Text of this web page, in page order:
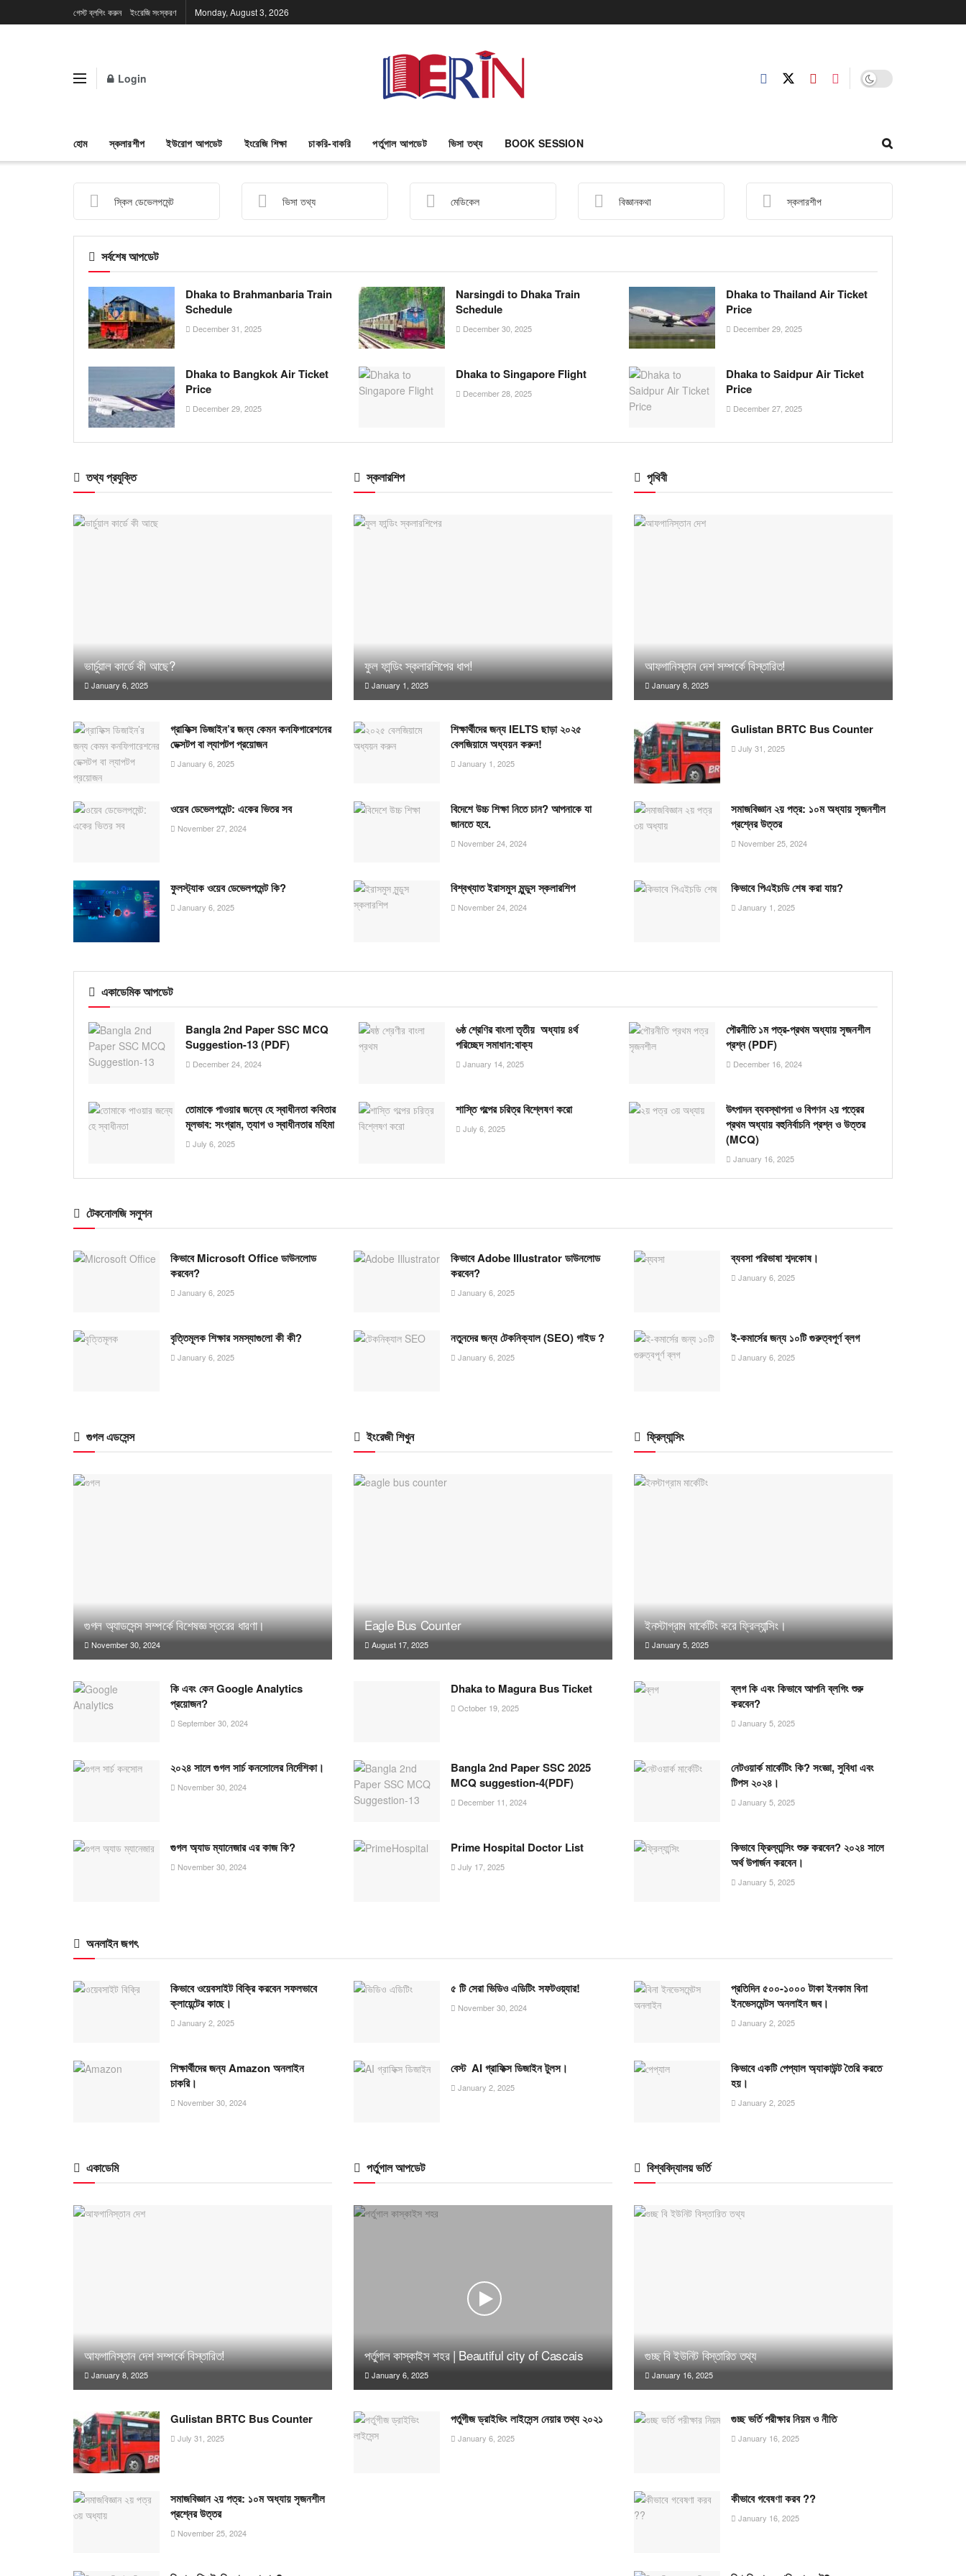
গেস্ট ব্লগিং করুন ইংরেজি সংস্করণ Monday, August 3, 2026
Login
Engr Rakibul islam Nayon
হোম স্কলারশীপ ইউরোপ আপডেট ইংরেজি শিক্ষা চাকরি-বাকরি পর্তুগাল আপডেট ভিসা তথ্য BOOK SESSION
স্কিল ডেভেলপমেন্ট ভিসা তথ্য মেডিকেল বিজ্ঞানকথা স্কলারশীপ
সর্বশেষ আপডেট
Dhaka to Brahmanbaria Train
Schedule
December 31, 2025
Narsingdi to Dhaka Train
Schedule
December 30, 2025
Dhaka to Thailand Air Ticket
Price
December 29, 2025
Dhaka to Bangkok Air Ticket
Price
December 29, 2025
Dhaka to Singapore Flight
December 28, 2025
Dhaka to Saidpur Air Ticket
Price
December 27, 2025
তথ্য প্রযুক্তি
ভার্চুয়াল কার্ডে কী আছে?
January 6, 2025
গ্রাফিক্স ডিজাইন’র জন্য কেমন কনফিগারেশনের
ডেক্সটপ বা ল্যাপটপ প্রয়োজন
January 6, 2025
ওয়েব ডেভেলপমেন্ট: একের ভিতর সব
November 27, 2024
ফুলস্ট্যাক ওয়েব ডেভেলপমেন্ট কি?
January 6, 2025
স্কলারশিপ
ফুল ফান্ডিং স্কলারশিপের ধাপ!
January 1, 2025
শিক্ষার্থীদের জন্য IELTS ছাড়া ২০২৫
বেলজিয়ামে অধ্যয়ন করুন!
January 1, 2025
বিদেশে উচ্চ শিক্ষা নিতে চান? আপনাকে যা
জানতে হবে.
November 24, 2024
বিশ্বখ্যাত ইরাসমুস মুন্ডুস স্কলারশিপ
November 24, 2024
পৃথিবী
আফগানিস্তান দেশ সম্পর্কে বিস্তারিত!
January 8, 2025
Gulistan BRTC Bus Counter
July 31, 2025
সমাজবিজ্ঞান ২য় পত্র: ১০ম অধ্যায় সৃজনশীল
প্রশ্নের উত্তর
November 25, 2024
কিভাবে পিএইচডি শেষ করা যায়?
January 1, 2025
একাডেমিক আপডেট
Bangla 2nd Paper SSC MCQ
Suggestion-13 (PDF)
December 24, 2024
৬ষ্ঠ শ্রেণির বাংলা তৃতীয় অধ্যায় ৪র্থ
পরিচ্ছেদ সমাধান:বাক্য
January 14, 2025
পৌরনীতি ১ম পত্র-প্রথম অধ্যায় সৃজনশীল
প্রশ্ন (PDF)
December 16, 2024
তোমাকে পাওয়ার জন্যে হে স্বাধীনতা কবিতার
মূলভাব: সংগ্রাম, ত্যাগ ও স্বাধীনতার মহিমা
July 6, 2025
শাস্তি গল্পের চরিত্র বিশ্লেষণ করো
July 6, 2025
উৎপাদন ব্যবস্থাপনা ও বিপণন ২য় পত্রের
প্রথম অধ্যায় বহুনির্বাচনি প্রশ্ন ও উত্তর
(MCQ)
January 16, 2025
টেকনোলজি সলুশন
কিভাবে Microsoft Office ডাউনলোড
করবেন?
January 6, 2025
কিভাবে Adobe Illustrator ডাউনলোড
করবেন?
January 6, 2025
ব্যবসা পরিভাষা শব্দকোষ।
January 6, 2025
বৃত্তিমূলক শিক্ষার সমস্যাগুলো কী কী?
January 6, 2025
নতুনদের জন্য টেকনিক্যাল (SEO) গাইড ?
January 6, 2025
ই-কমার্সের জন্য ১০টি গুরুত্বপূর্ণ ব্লগ
January 6, 2025
গুগল এডসেন্স
গুগল অ্যাডসেন্স সম্পর্কে বিশেষজ্ঞ স্তরের ধারণা।
November 30, 2024
কি এবং কেন Google Analytics
প্রয়োজন?
September 30, 2024
২০২৪ সালে গুগল সার্চ কনসোলের নির্দেশিকা।
November 30, 2024
গুগল অ্যাড ম্যানেজার এর কাজ কি?
November 30, 2024
ইংরেজী শিখুন
Eagle Bus Counter
August 17, 2025
Dhaka to Magura Bus Ticket
October 19, 2025
Bangla 2nd Paper SSC 2025
MCQ suggestion-4(PDF)
December 11, 2024
Prime Hospital Doctor List
July 17, 2025
ফ্রিল্যান্সিং
ইনস্টাগ্রাম মার্কেটিং করে ফ্রিল্যান্সিং।
January 5, 2025
ব্লগ কি এবং কিভাবে আপনি ব্লগিং শুরু
করবেন?
January 5, 2025
নেটওয়ার্ক মার্কেটিং কি? সংজ্ঞা, সুবিধা এবং
টিপস ২০২৪।
January 5, 2025
কিভাবে ফ্রিল্যান্সিং শুরু করবেন? ২০২৪ সালে
অর্থ উপার্জন করবেন।
January 5, 2025
অনলাইন জগৎ
কিভাবে ওয়েবসাইট বিক্রি করবেন সফলভাবে
ক্লায়েন্টের কাছে।
January 2, 2025
৫ টি সেরা ভিডিও এডিটিং সফটওয়্যার!
November 30, 2024
প্রতিদিন ৫০০-১০০০ টাকা ইনকাম বিনা
ইনভেসমেন্টস অনলাইন জব।
January 2, 2025
শিক্ষার্থীদের জন্য Amazon অনলাইন
চাকরি।
November 30, 2024
বেস্ট AI গ্রাফিক্স ডিজাইন টুলস।
January 2, 2025
কিভাবে একটি পেপ্যাল অ্যাকাউন্ট তৈরি করতে
হয়।
January 2, 2025
একাডেমি
আফগানিস্তান দেশ সম্পর্কে বিস্তারিত!
January 8, 2025
Gulistan BRTC Bus Counter
July 31, 2025
সমাজবিজ্ঞান ২য় পত্র: ১০ম অধ্যায় সৃজনশীল
প্রশ্নের উত্তর
November 25, 2024
পর্তুগাল আপডেট
পর্তুগাল কাস্কাইস শহর | Beautiful city of Cascais
January 6, 2025
পর্তুগীজ ড্রাইভিং লাইসেন্স নেয়ার তথ্য ২০২১
January 6, 2025
বিশ্ববিদ্যালয় ভর্তি
গুচ্ছ বি ইউনিট বিস্তারিত তথ্য
January 16, 2025
গুচ্ছ ভর্তি পরীক্ষার নিয়ম ও নীতি
January 16, 2025
কীভাবে গবেষণা করব ??
January 16, 2025